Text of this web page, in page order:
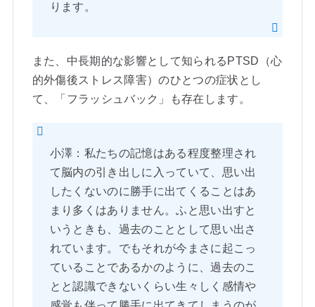
ります。
また、中長期的な影響として知られるPTSD（心
的外傷後ストレス障害）のひとつの症状とし
て、「フラッシュバック」も存在します。
小澤：私たちの記憶はある程度整理され
て脳内の引き出しに入っていて、思い出
したくないのに勝手に出てくることはあ
まり多くはありません。ふと思い出すと
いうときも、過去のこととして思い出さ
れています。でもそれが今まさに起こっ
ていることであるかのように、過去のこ
とと認識できないくらい生々しく感情や